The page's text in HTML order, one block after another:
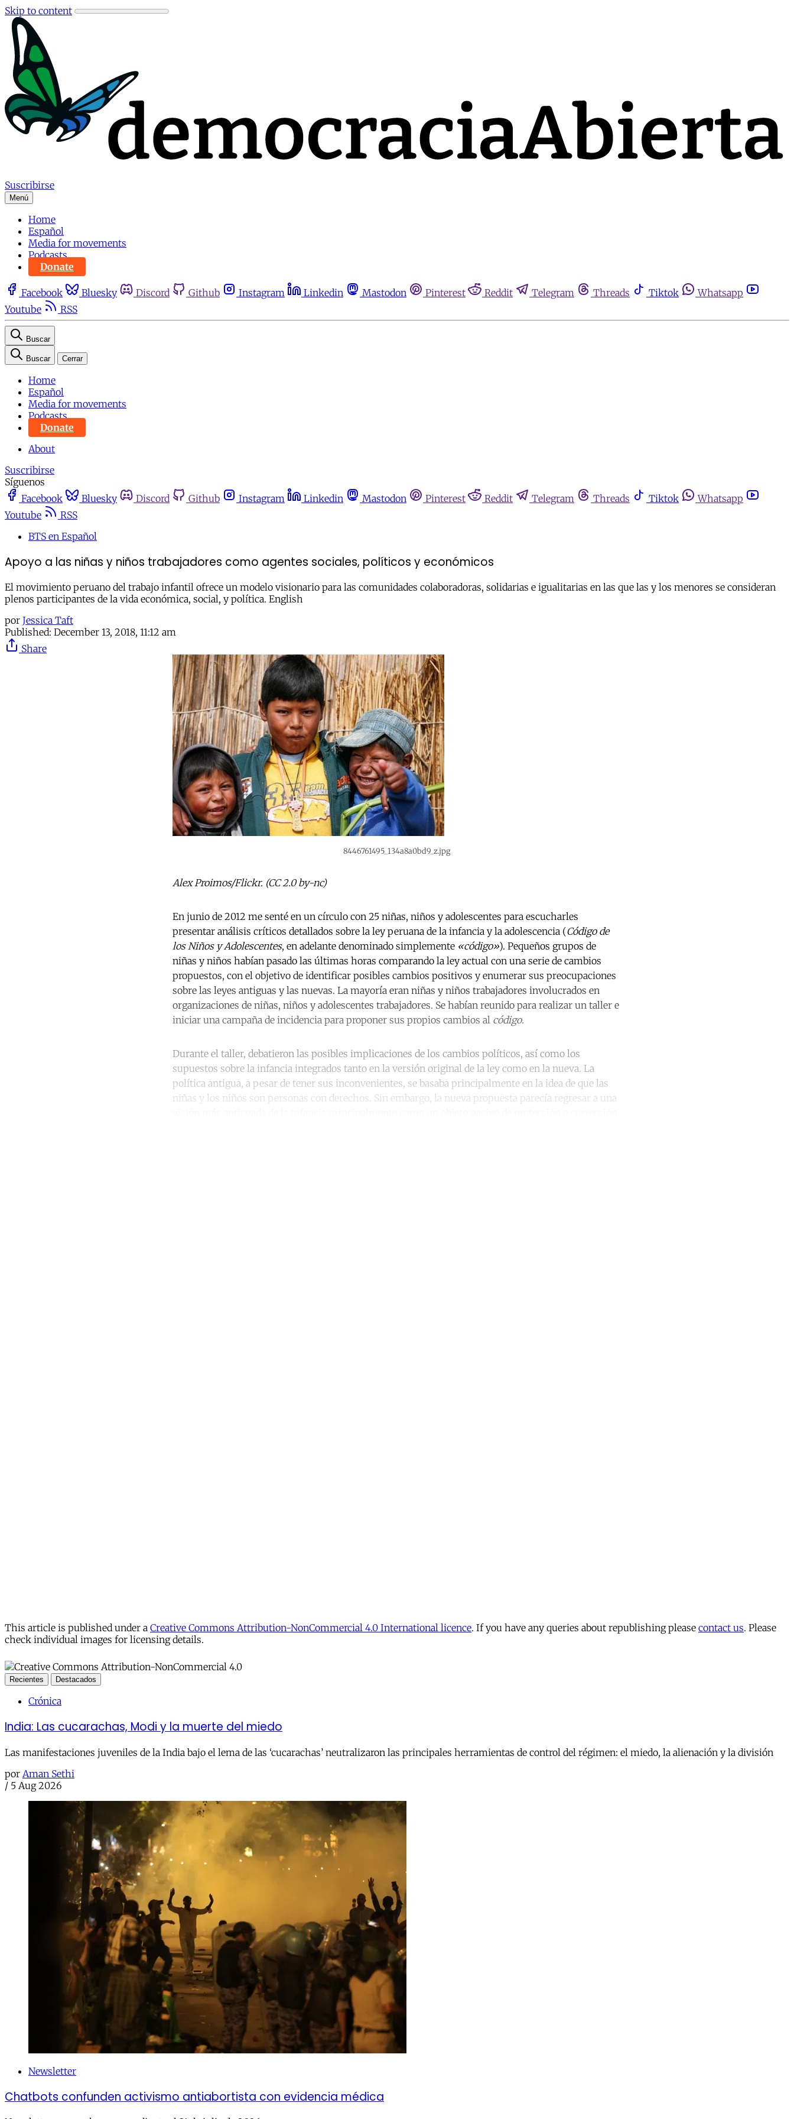
Skip to content
Suscribirse
Menú
Home
Español
Media for movements
Podcasts
Donate
Facebook Bluesky Discord Github Instagram Linkedin Mastodon Pinterest Reddit Telegram Threads Tiktok
Whatsapp
Youtube
RSS
Buscar
Buscar Cerrar
Home
Español
Media for movements
Podcasts
Donate
About
Suscribirse
Síguenos
Facebook
Bluesky Discord Github Instagram Linkedin Mastodon Pinterest Reddit Telegram Threads Tiktok
Whatsapp
Youtube
RSS
BTS en Español
Apoyo a las niñas y niños trabajadores como agentes sociales, políticos y económicos
El movimiento peruano del trabajo infantil ofrece un modelo visionario para las comunidades colaboradoras, solidarias e igualitarias en las que las y los menores se consideran
plenos participantes de la vida económica, social, y política. English
por Jessica Taft
Published: December 13, 2018, 11:12 am
Share
8446761495_134a8a0bd9_z.jpg
Alex Proimos/Flickr. (CC 2.0 by-nc)
En junio de 2012 me senté en un círculo con 25 niñas, niños y adolescentes para escucharles
presentar análisis críticos detallados sobre la ley peruana de la infancia y la adolescencia (Código de
los Niños y Adolescentes, en adelante denominado simplemente «código»). Pequeños grupos de
niñas y niños habían pasado las últimas horas comparando la ley actual con una serie de cambios
propuestos, con el objetivo de identificar posibles cambios positivos y enumerar sus preocupaciones
sobre las leyes antiguas y las nuevas. La mayoría eran niñas y niños trabajadores involucrados en
organizaciones de niñas, niños y adolescentes trabajadores. Se habían reunido para realizar un taller e
iniciar una campaña de incidencia para proponer sus propios cambios al código.
Durante el taller, debatieron las posibles implicaciones de los cambios políticos, así como los
supuestos sobre la infancia integrados tanto en la versión original de la ley como en la nueva. La
política antigua, a pesar de tener sus inconvenientes, se basaba principalmente en la idea de que las
niñas y los niños son personas con derechos. Sin embargo, la nueva propuesta parecía regresar a una
This article is published under a Creative Commons Attribution-NonCommercial 4.0 International licence. If you have any queries about republishing please contact us. Please
check individual images for licensing details.
Recientes Destacados
Crónica
India: Las cucarachas, Modi y la muerte del miedo
Las manifestaciones juveniles de la India bajo el lema de las ‘cucarachas’ neutralizaron las principales herramientas de control del régimen: el miedo, la alienación y la división
por Aman Sethi
/ 5 Aug 2026
Newsletter
Chatbots confunden activismo antiabortista con evidencia médica